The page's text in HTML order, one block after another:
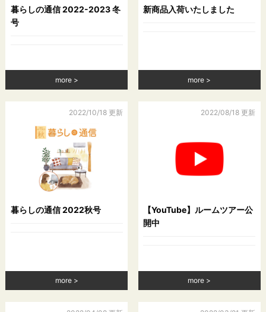
暮らしの通信 2022-2023 冬
号
more
新商品入荷いたしました
more
2022/10/18 更新
暮らしの通信 2022秋号
more
2022/08/18 更新
【YouTube】ルームツアー公
開中
more